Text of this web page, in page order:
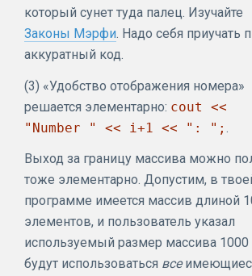
который сунет туда палец. Изучайте
Законы Мэрфи. Надо себя приучать
аккуратный код.
(3) «Удобство отображения номера»
решается элементарно: cout <<
"Number " << i+1 << ": "; .
Выход за границу массива можно
тоже элементарно. Допустим, в
программе имеется массив длиной
элементов, и пользователь указал
используемый размер массива 1000
будут использоваться все